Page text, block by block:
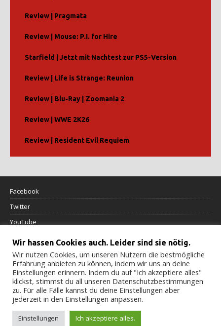
Review | Pragmata
Review | Mouse: P.I. for Hire
Starfield | Jetzt mit Nachtest zur PS5-Version
Review | Life is Strange: Reunion
Review | Blu-Ray | Zoomania 2
Review | WWE 2K26
Review | Resident Evil Requiem
Facebook
Twitter
YouTube
Datenschutzerklärung
Impressum
Cookierichtlinie
Wir hassen Cookies auch. Leider sind sie nötig.
Wir nutzen Cookies, um unseren Nutzern die bestmögliche
Erfahrung anbieten zu können, indem wir uns an deine
Einstellungen erinnern. Indem du auf "Ich akzeptiere alles"
klickst, stimmst du all unseren Datenschutzbestimmungen
zu. Für alle Fälle kannst du deine Einstellungen aber
jederzeit in den Einstellungen anpassen.
Einstellungen Ich akzeptiere alles.